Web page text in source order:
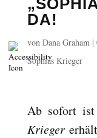
DA!
von Dana Graham|
Sophias Krieger
Ab sofort
Krieger
zoom_out
zoom_in Vergrößern
add_circle_outline
brightness_high
brightness_low